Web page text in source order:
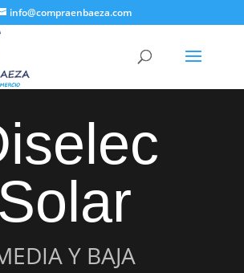
info@compraenbaeza.com
Solar
Y BAJA